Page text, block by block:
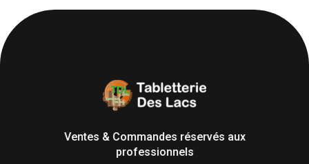
Ventes & Commandes réservés aux
professionnels